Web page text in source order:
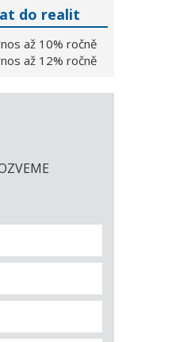
do realit
až 10% ročně
až 12% ročně